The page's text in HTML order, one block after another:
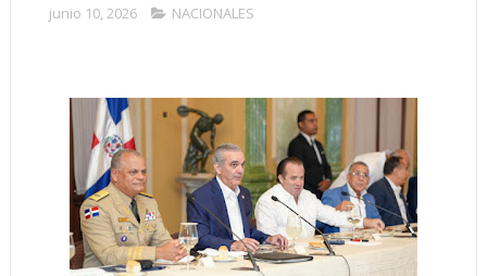
junio 10, 2026 NACIONALES